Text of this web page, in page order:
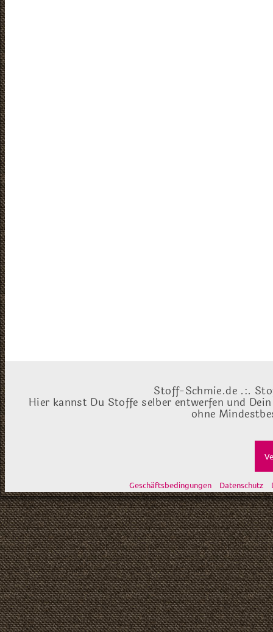
Stoff-Schmie.de .:.
Hier kannst Du Stoffe selber entwerfen und
ohne
Geschäftsbedingungen Datenschutz